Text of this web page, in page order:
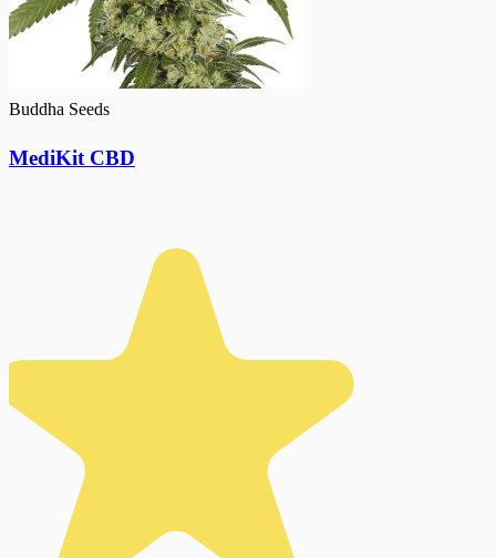
Buddha Seeds
MediKit CBD